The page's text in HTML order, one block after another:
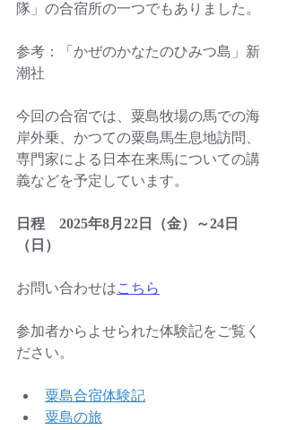
隊」の合宿所の一つでもありました。
参考：「かぜのかなたのひみつ島」新
潮社
今回の合宿では、粟島牧場の馬での海
岸外乗、かつての粟島馬生息地訪問、
専門家による日本在来馬についての講
義などを予定しています。
日程　2025年8月22日（金）～24日
（日）
お問い合わせはこちら
参加者からよせられた体験記をご覧く
ださい。
粟島合宿体験記
粟島の旅